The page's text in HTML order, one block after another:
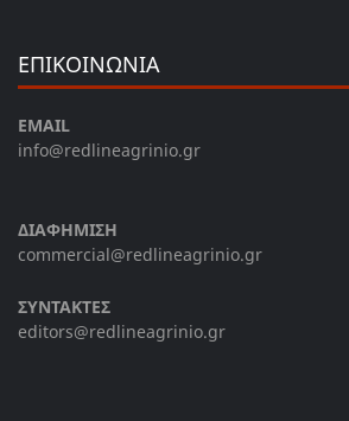
ΕΠΙΚΟΙΝΩΝΙΑ
EMAIL
info@redlineagrinio.gr
ΔΙΑΦΗΜΙΣΗ
commercial@redlineagrinio.gr
ΣΥΝΤΑΚΤΕΣ
editors@redlineagrinio.gr